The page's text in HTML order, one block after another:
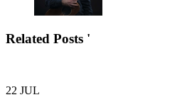
Related Posts '
22 JUL